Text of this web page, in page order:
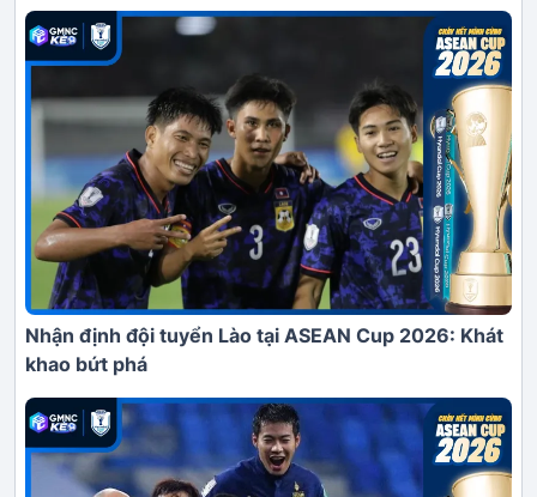
Nhận định đội tuyển Lào tại ASEAN Cup 2026: Khát
khao bứt phá